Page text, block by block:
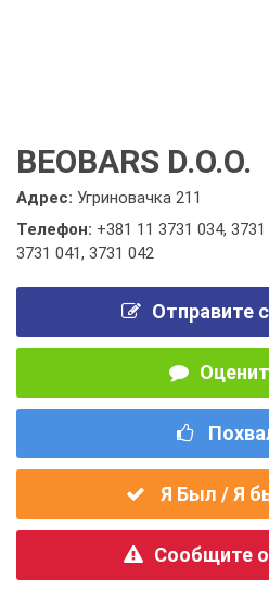
BEOBARS D.O.O.
Адрес: Угриновачка 211
Телефон: +381 11 3731 034,
3731 041, 3731 042
Отправите
Я Был / Я
Сообщите